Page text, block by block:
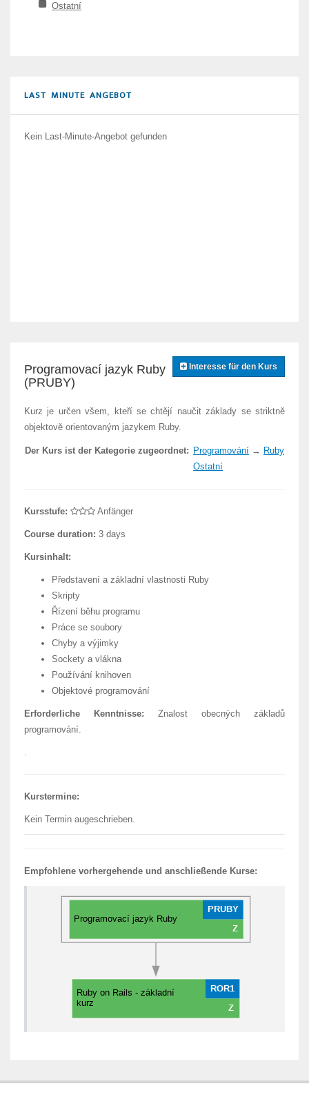
Ostatní
LAST MINUTE ANGEBOT
Kein Last-Minute-Angebot gefunden
Interesse für den Kurs
Programovací jazyk Ruby
(PRUBY)
Kurz je určen všem, kteří se chtějí naučit základy se striktně
objektově orientovaným jazykem Ruby.
Der Kurs ist der Kategorie zugeordnet: Programování → Ruby
Ostatní
Kursstufe: Anfänger
Course duration: 3 days
Kursinhalt:
Představení a základní vlastnosti Ruby
Skripty
Řízení běhu programu
Práce se soubory
Chyby a výjimky
Sockety a vlákna
Používání knihoven
Objektové programování
Erforderliche Kenntnisse: Znalost obecných základů
programování.
.
Kurstermine:
Kein Termin augeschrieben.
Empfohlene vorhergehende und anschließende Kurse: